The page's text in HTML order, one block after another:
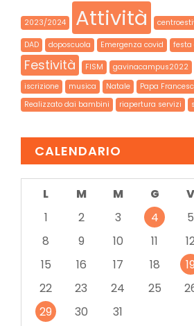
2023/2024 Attività
DAD doposcuola Emergenza covid festa
Festività FISM gavinacampus2022
iscrizione musica Natale
Papa
Realizzato dai bambini
riapertura servizi
CALENDARIO
L M M G V
1
2 3 4 5
8
9 10 11
15
16 17 18 19
22
23 24 25
29
30 31